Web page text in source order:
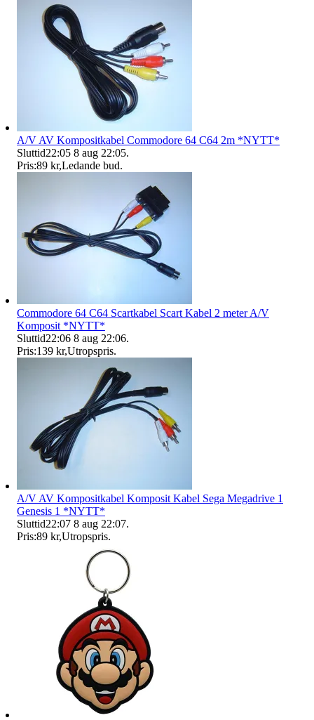
A/V AV Kompositkabel Commodore 64 C64 2m *NYTT*
Sluttid22:05 8 aug 22:05.
Pris:89 kr,Ledande bud.
Commodore 64 C64 Scartkabel Scart Kabel 2 meter A/V
Komposit *NYTT*
Sluttid22:06 8 aug 22:06.
Pris:139 kr,Utropspris.
A/V AV Kompositkabel Komposit Kabel Sega Megadrive 1
Genesis 1 *NYTT*
Sluttid22:07 8 aug 22:07.
Pris:89 kr,Utropspris.